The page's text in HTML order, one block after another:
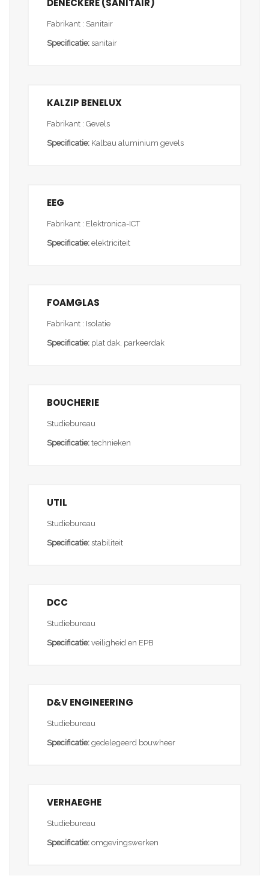
DENECKERE (SANITAIR)
Fabrikant : Sanitair
Specificatie: sanitair
KALZIP BENELUX
Fabrikant : Gevels
Specificatie: Kalbau aluminium gevels
EEG
Fabrikant : Elektronica-ICT
Specificatie: elektriciteit
FOAMGLAS
Fabrikant : Isolatie
Specificatie: plat dak, parkeerdak
BOUCHERIE
Studiebureau
Specificatie: technieken
UTIL
Studiebureau
Specificatie: stabiliteit
DCC
Studiebureau
Specificatie: veiligheid en EPB
D&V ENGINEERING
Studiebureau
Specificatie: gedelegeerd bouwheer
VERHAEGHE
Studiebureau
Specificatie: omgevingswerken